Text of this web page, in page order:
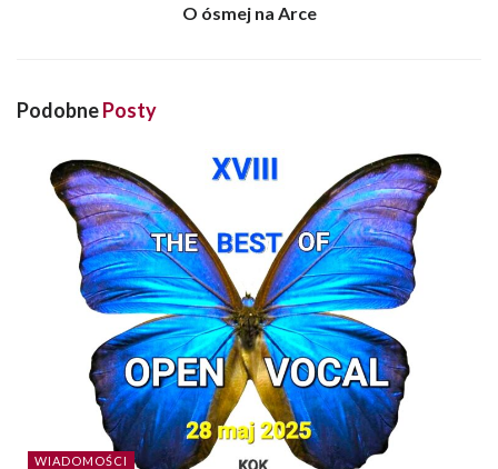
O ósmej na Arce
PodobnePosty
WIADOMOŚCI